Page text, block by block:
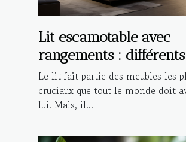
Lit escamotable avec
rangements :
avantages et critères
Le lit fait partie des meubles les
cruciaux que tout le monde doit
lui. Mais, il...